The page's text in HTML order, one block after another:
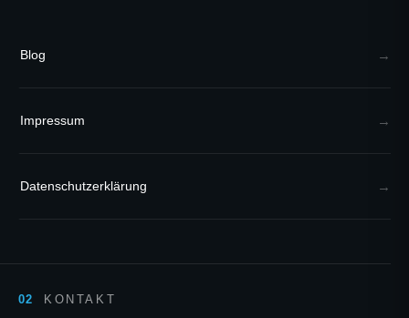
Blog
Impressum
Datenschutzerklärung
KONTAKT